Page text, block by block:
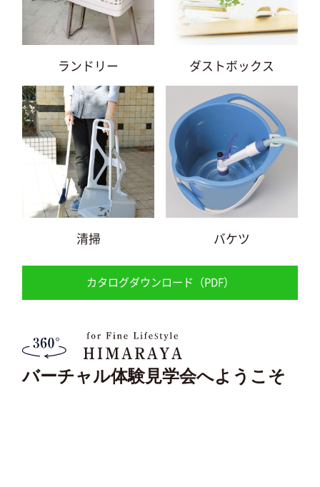
ランドリー ダストボックス
清掃 バケツ
カタログダウンロード（PDF）
バーチャル体験見学会へようこそ